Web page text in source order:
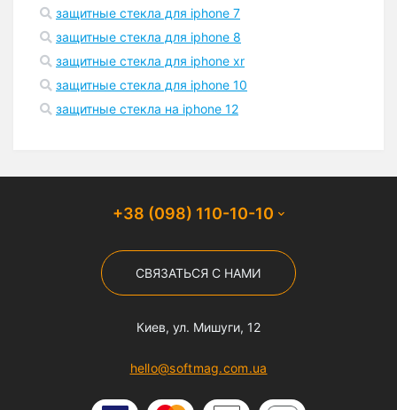
защитные стекла для iphone 7
защитные стекла для iphone 8
защитные стекла для iphone xr
защитные стекла для iphone 10
защитные стекла на iphone 12
+38 (098) 110-10-10
СВЯЗАТЬСЯ С НАМИ
Киев, ул. Мишуги, 12
hello@softmag.com.ua